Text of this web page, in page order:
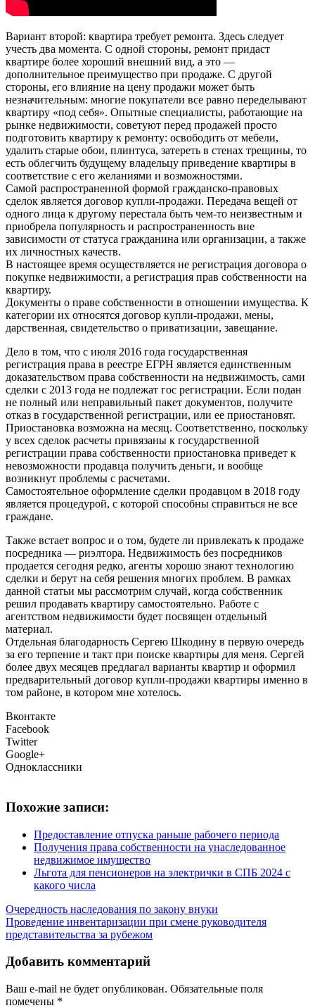
Вариант второй: квартира требует ремонта. Здесь следует
учесть два момента. С одной стороны, ремонт придаст
квартире более хороший внешний вид, а это —
дополнительное преимущество при продаже. С другой
стороны, его влияние на цену продажи может быть
незначительным: многие покупатели все равно переделывают
квартиру «под себя». Опытные специалисты, работающие на
рынке недвижимости, советуют перед продажей просто
подготовить квартиру к ремонту: освободить от мебели,
удалить старые обои, плинтуса, затереть в стенах трещины, то
есть облегчить будущему владельцу приведение квартиры в
соответствие с его желаниями и возможностями.
Самой распространенной формой гражданско-правовых
сделок является договор купли-продажи. Передача вещей от
одного лица к другому перестала быть чем-то неизвестным и
приобрела популярность и распространенность вне
зависимости от статуса гражданина или организации, а также
их личностных качеств.
В настоящее время осуществляется не регистрация договора о
покупке недвижимости, а регистрация прав собственности на
квартиру.
Документы о праве собственности в отношении имущества. К
категории их относятся договор купли-продажи, мены,
дарственная, свидетельство о приватизации, завещание.
Дело в том, что с июля 2016 года государственная
регистрация права в реестре ЕГРН является единственным
доказательством права собственности на недвижимость, сами
сделки с 2013 года не подлежат гос регистрации. Если подан
не полный или неправильный пакет документов, получите
отказ в государственной регистрации, или ее приостановят.
Приостановка возможна на месяц. Соответственно, поскольку
у всех сделок расчеты привязаны к государственной
регистрации права собственности приостановка приведет к
невозможности продавца получить деньги, и вообще
возникнут проблемы с расчетами.
Самостоятельное оформление сделки продавцом в 2018 году
является процедурой, с которой способны справиться не все
граждане.
Также встает вопрос и о том, будете ли привлекать к продаже
посредника — риэлтора. Недвижимость без посредников
продается сегодня редко, агенты хорошо знают технологию
сделки и берут на себя решения многих проблем. В рамках
данной статьи мы рассмотрим случай, когда собственник
решил продавать квартиру самостоятельно. Работе с
агентством недвижимости будет посвящен отдельный
материал.
Отдельная благодарность Сергею Шкодину в первую очередь
за его терпение и такт при поиске квартиры для меня. Сергей
более двух месяцев предлагал варианты квартир и оформил
предварительный договор купли-продажи квартиры именно в
том районе, в котором мне хотелось.
Вконтакте
Facebook
Twitter
Google+
Одноклассники
Похожие записи:
Предоставление отпуска раньше рабочего периода
Получения права собственности на унаследованное
недвижимое имущество
Льгота для пенсионеров на электрички в СПБ 2024 с
какого числа
Очередность наследования по закону внуки
Проведение инвентаризации при смене руководителя
представительства за рубежом
Добавить комментарий
Ваш e-mail не будет опубликован. Обязательные поля
помечены *